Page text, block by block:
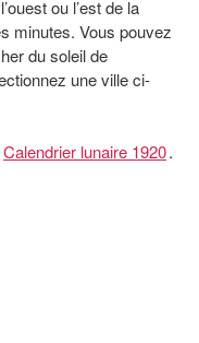
ou l’est de la
minutes. Vous pouvez
du soleil de
une ville ci-
Calendrier lunaire 1920.